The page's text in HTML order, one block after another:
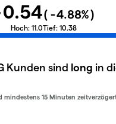
( -4.88%)
Hoch: 11.0Tief: 10.38
Kunden sind long in
mindestens 15 Minuten